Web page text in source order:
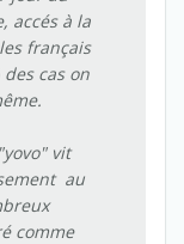
accés à la
français
cas on
vit
au
comme